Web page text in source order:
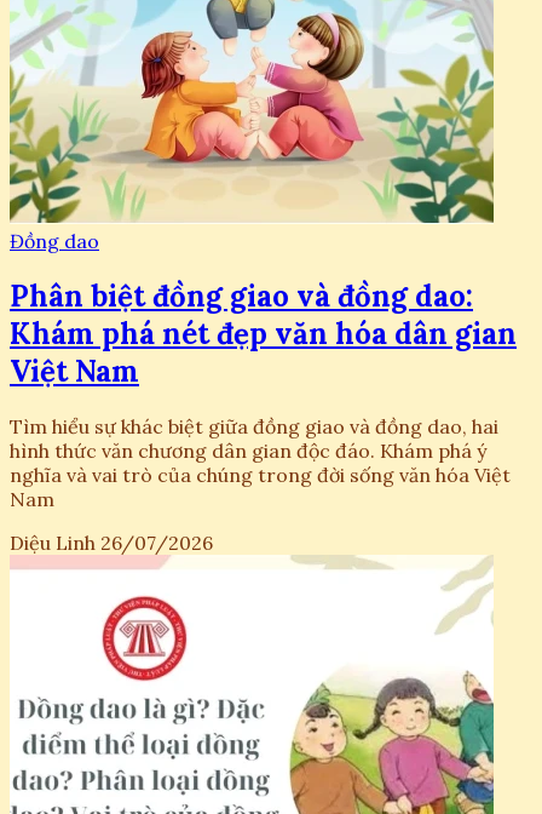
Đồng dao
Phân biệt đồng giao và đồng dao:
Khám phá nét đẹp văn hóa dân gian
Việt Nam
Tìm hiểu sự khác biệt giữa đồng giao và đồng dao, hai
hình thức văn chương dân gian độc đáo. Khám phá ý
nghĩa và vai trò của chúng trong đời sống văn hóa Việt
Nam
Diệu Linh 26/07/2026